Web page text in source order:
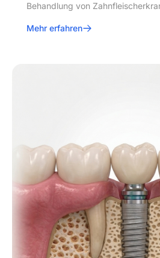
Behandlung von
Mehr erfahren